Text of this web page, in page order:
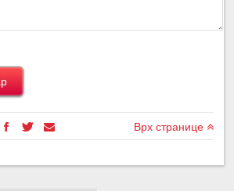
Врх странице